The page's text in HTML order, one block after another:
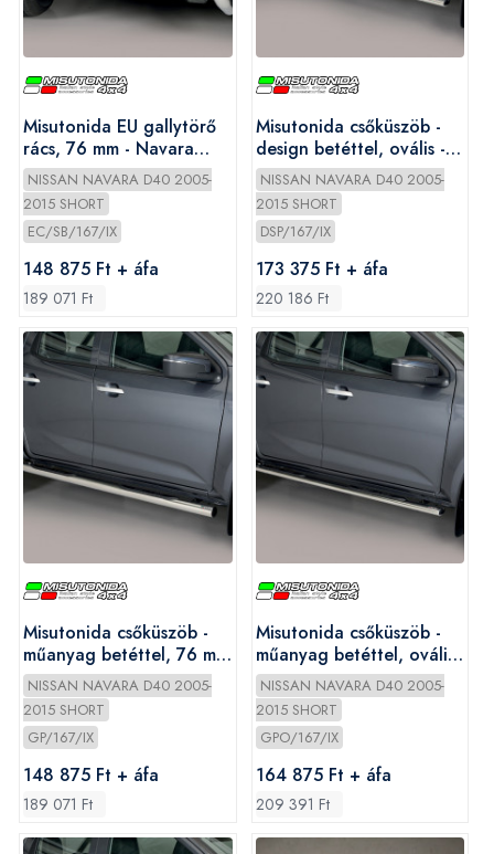
Misutonida EU gallytörő
rács, 76 mm - Navara
2005-
NISSAN NAVARA D40 2005-
2015 SHORT
EC/SB/167/IX
148 875 Ft + áfa
189 071 Ft
Misutonida csőküszöb -
design betéttel, ovális -
Navara D/C 2005-2010
NISSAN NAVARA D40 2005-
2015 SHORT
DSP/167/IX
173 375 Ft + áfa
220 186 Ft
Misutonida csőküszöb -
műanyag betéttel, 76 mm
- Navara D/C 2005-2010
NISSAN NAVARA D40 2005-
2015 SHORT
GP/167/IX
148 875 Ft + áfa
189 071 Ft
Misutonida csőküszöb -
műanyag betéttel, ovális
- Navara D/C 2005-2010
NISSAN NAVARA D40 2005-
2015 SHORT
GPO/167/IX
164 875 Ft + áfa
209 391 Ft